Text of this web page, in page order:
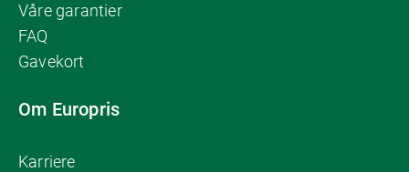
Våre garantier
FAQ
Gavekort
Om Europris
Karriere